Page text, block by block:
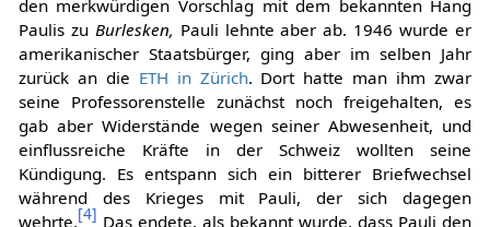
den merkwürdigen Vorschlag mit dem bekannten Hang
Paulis zu Burlesken, Pauli lehnte aber ab. 1946 wurde er
amerikanischer Staatsbürger, ging aber im selben Jahr
zurück an die ETH in Zürich. Dort hatte man ihm zwar
seine Professorenstelle zunächst noch freigehalten, es
gab aber Widerstände wegen seiner Abwesenheit, und
einflussreiche Kräfte in der Schweiz wollten seine
Kündigung. Es entspann sich ein bitterer Briefwechsel
während des Krieges mit Pauli, der sich dagegen
wehrte.[4] Das endete, als bekannt wurde, dass Pauli den